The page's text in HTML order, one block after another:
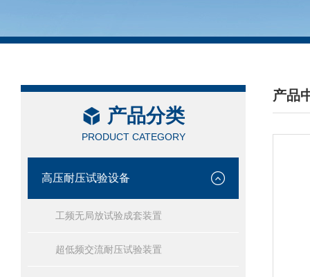
产品分类
PRODUCT CATEGORY
高压耐压试验设备
工频无局放试验成套装置
超低频交流耐压试验装置
产品
/